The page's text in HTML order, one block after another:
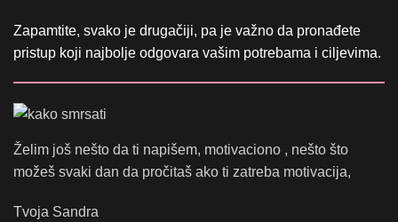
Zapamtite, svako je drugačiji, pa je važno da pronađete
pristup koji najbolje odgovara vašim potrebama i ciljevima.
Želim još nešto da ti napišem, motivaciono , nešto što
možeš svaki dan da pročitaš ako ti zatreba motivacija,
Tvoja Sandra